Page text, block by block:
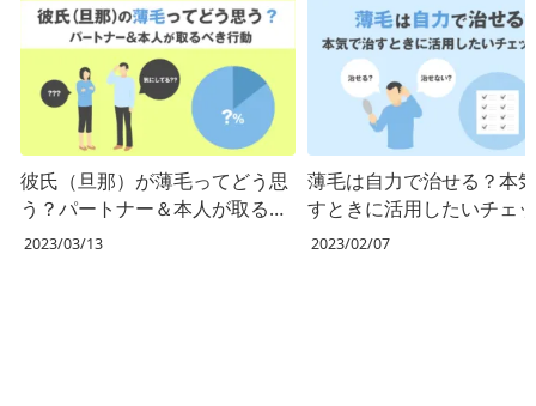
彼氏（旦那）が薄毛ってどう思
う？パートナー＆本人が取るべ
き行動
2023/03/13
薄毛は自力で治せる？本
すときに活用したいチェ
スト
2023/02/07